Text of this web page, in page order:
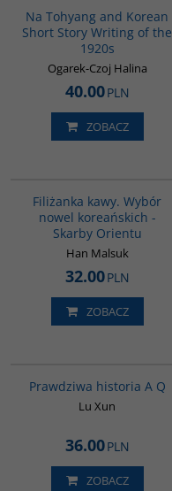
Na Tohyang and Korean
Short Story Writing of the
1920s
Ogarek-Czoj Halina
40.00PLN
ZOBACZ
Filiżanka kawy. Wybór
nowel koreańskich -
Skarby Orientu
Han Malsuk
32.00PLN
ZOBACZ
Prawdziwa historia A Q
Lu Xun
36.00PLN
ZOBACZ